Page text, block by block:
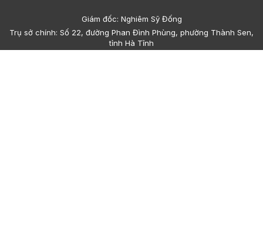
Giám đốc: Nghiêm Sỹ Đống
Trụ sở chính: Số 22, đường Phan Đình Phùng, phường Thành Sen,
tỉnh Hà Tĩnh